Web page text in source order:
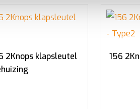
2Knops klapsleutel
156